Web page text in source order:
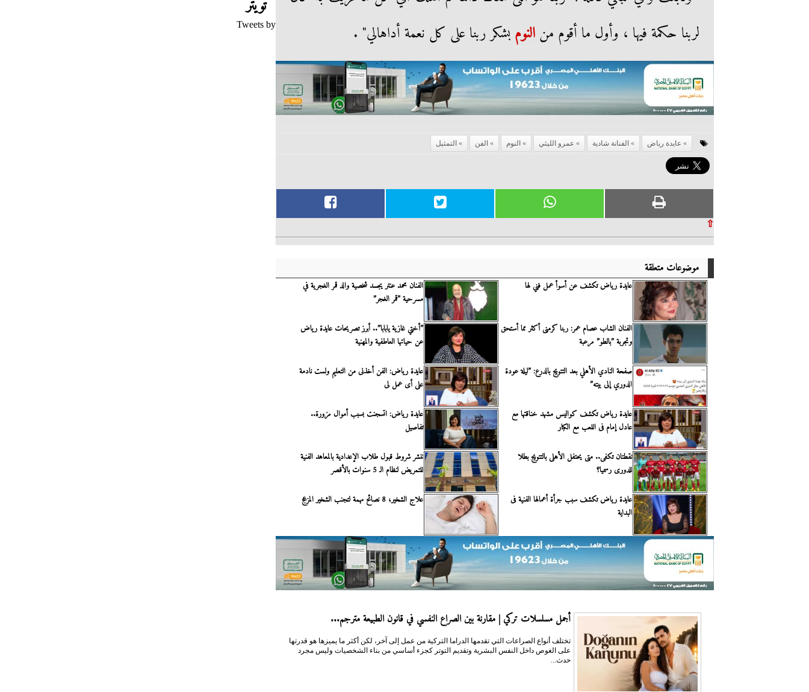
لربنا حكمة فيها ، وأول ما أقوم منالنومبشكر ربنا على كل نعمة أداهالي" .
عايدة رياض الفنانة شادية عمرو الليثي النوم الفن التمثيل
⇧
موضوعات متعلقة
عايدة رياض تكشف عن أسوأ عمل فني لها
الفنان محمد عنتر يجسد شخصية والد قمر الغجرية في
مسرحية ”قمر الغجر”
الفنان الشاب عصام عمر: ربنا كرمنى أكثر مما أستحق
وتجربة ”بالطو” مرعبة
”أختي غازية يابابا”.. أبرز تصريحات عايدة رياض
عن حياتها العاطفية والمهنية
صفحة النادي الأهلي بعد التتويج بالدرع: ”ليلة عودة
الدوري إلى بيته”
عايدة رياض: الفن أخذنى من التعليم ولست نادمة
على أى عمل لى
عايدة رياض تكشف كواليس مشهد خناقتها مع
عادل إمام فى اللعب مع الكبار
عايدة رياض: اتسجنت بسبب أموال مزورة..
تفاصيل
نقطتان تكفى.. متى يحتفل الأهلى بالتتويج بطلا
للدورى رسميا؟
ننشر شروط قبول طلاب الإعدادية بالمعاهد الفنية
للتمريض لنظام الـ 5 سنوات بالأقصر
عايدة رياض تكشف سبب جرأة أعمالها الفنية فى
البداية
علاج الشخير، 8 نصائح مهمة لتجنب الشخير المزعج
أجمل مسلسلات تركي | مقارنة بين الصراع النفسي في قانون الطبيعة مترجم...
تختلف أنواع الصراعات التي تقدمها الدراما التركية من عمل إلى آخر، لكن أكثر ما يميزها هو قدرتها
على الغوص داخل النفس البشرية وتقديم التوتر كجزء أساسي من بناء الشخصيات وليس مجرد
حدث...
تويتر
Tweets by